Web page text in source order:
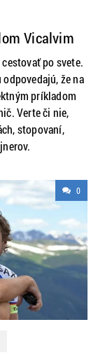
Vicalvim
po svete.
že na
príkladom
Verte či nie,
stopovaní,
0